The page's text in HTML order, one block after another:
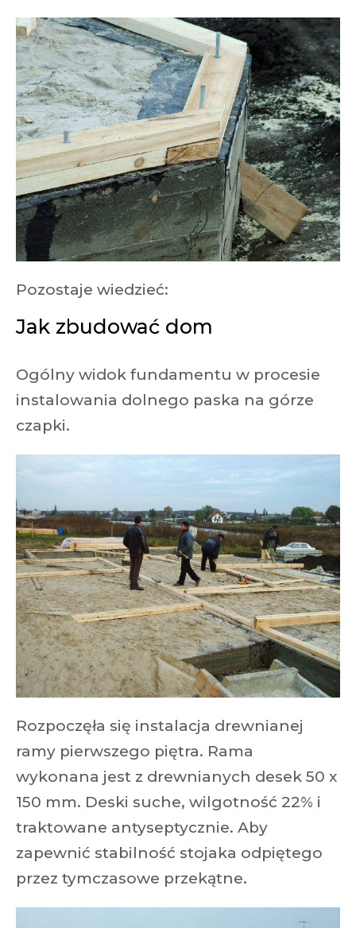
Pozostaje wiedzieć:
Jak zbudować dom
Ogólny widok fundamentu w procesie
instalowania dolnego paska na górze
czapki.
Rozpoczęła się instalacja drewnianej
ramy pierwszego piętra. Rama
wykonana jest z drewnianych desek 50 x
150 mm. Deski suche, wilgotność 22% i
traktowane antyseptycznie. Aby
zapewnić stabilność stojaka odpiętego
przez tymczasowe przekątne.